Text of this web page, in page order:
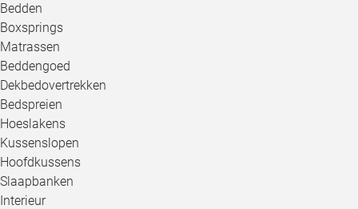
Bedden
Boxsprings
Matrassen
Beddengoed
Dekbedovertrekken
Bedspreien
Hoeslakens
Kussenslopen
Hoofdkussens
Slaapbanken
Interieur